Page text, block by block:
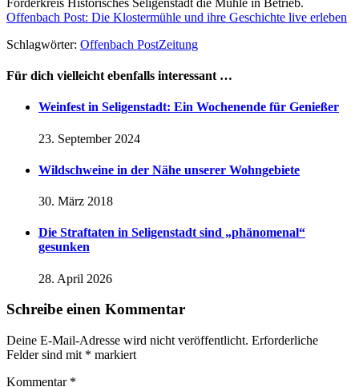
Offenbach Post: Die Klostermühle und ihre Geschichte live erleben
Schlagwörter: Offenbach PostZeitung
Für dich vielleicht ebenfalls interessant …
Weinfest in Seligenstadt: Ein Wochenende für Genießer
23. September 2024
Wildschweine in der Nähe unserer Wohngebiete
30. März 2018
Die Straftaten in Seligenstadt sind „phänomenal“
gesunken
28. April 2026
Schreibe einen Kommentar
Deine E-Mail-Adresse wird nicht veröffentlicht. Erforderliche
Felder sind mit * markiert
Kommentar *